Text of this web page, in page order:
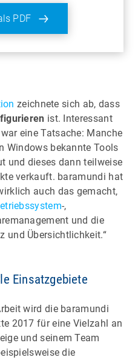
PDF
zeichnete sich ab, dass
ist. Interessant
eine Tatsache: Manche
Windows bekannte Tools
und dieses dann teilweise
verkauft. baramundi hat
auch das gemacht,
-,
und die
und Übersichtlichkeit.“
Einsatzgebiete
wird die baramundi
2017 für eine Vielzahl an
und seinem Team
die